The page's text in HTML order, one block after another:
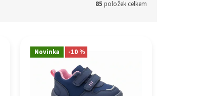
85 položek celkem
Novinka -10 %